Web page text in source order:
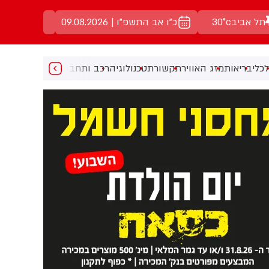
תל אביב30°c כ"ו אב התשפ"ו | 09.08.2026
בריאותמזג האווירתקשורתטכנולוגיהרכב ותחבורהמעניין